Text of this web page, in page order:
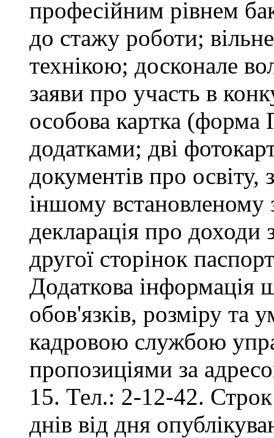
професійним рівнем
до стажу роботи;
технікою; досконале
заяви про участь в
особова картка
додатками; дві
документів про освіту,
іншому встановленому
декларація про доходи
другої сторінок
Додаткова інформація
обов'язків, розміру та
кадровою службою
пропозиціями за
15. Тел.: 2-12-42.
днів від дня